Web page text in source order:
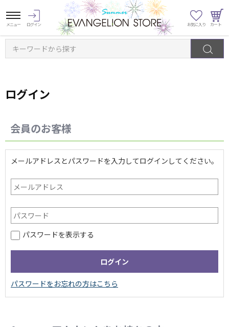
キーワードから探す
ログイン
会員のお客様
メールアドレスとパスワードを入力してログインしてください。
パスワードを表示する